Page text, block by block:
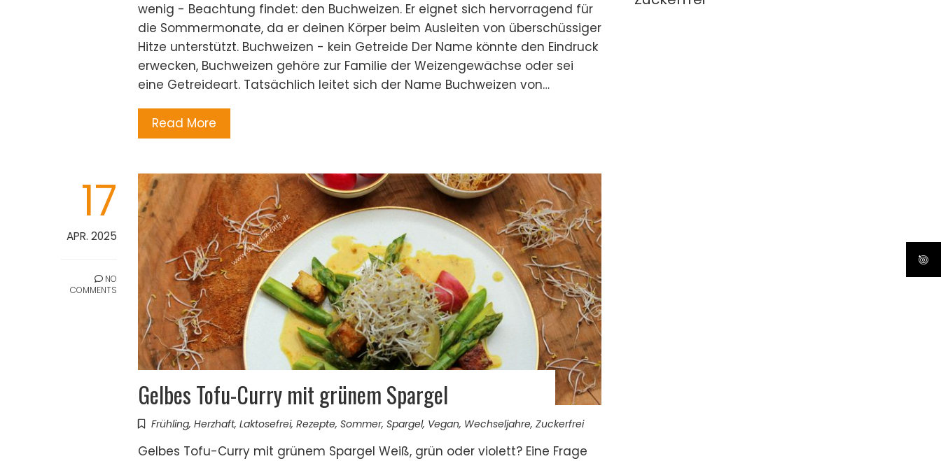
wenig - Beachtung findet: den Buchweizen. Er eignet sich hervorragend für
die Sommermonate, da er deinen Körper beim Ausleiten von überschüssiger
Hitze unterstützt. Buchweizen - kein Getreide Der Name könnte den Eindruck
erwecken, Buchweizen gehöre zur Familie der Weizengewächse oder sei
eine Getreideart. Tatsächlich leitet sich der Name Buchweizen von…
Read More
17
APR. 2025
NO
COMMENTS
Gelbes Tofu-Curry mit grünem Spargel
Frühling, Herzhaft, Laktosefrei, Rezepte, Sommer, Spargel, Vegan, Wechseljahre, Zuckerfrei
Gelbes Tofu-Curry mit grünem Spargel Weiß, grün oder violett? Eine Frage